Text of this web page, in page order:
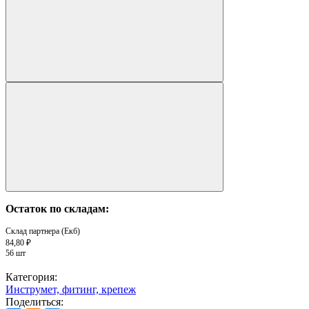
Остаток по складам:
Склад партнера (Екб)
84,80 ₽
56 шт
Категория:
Инструмет, фитинг, крепеж
Поделиться: